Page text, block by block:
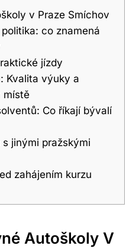
v Praze Smíchov
co znamená
jízdy
Kvalita výuky a
místě
Co říkají bývalí
jinými pražskými
zahájením kurzu
Autoškoly V